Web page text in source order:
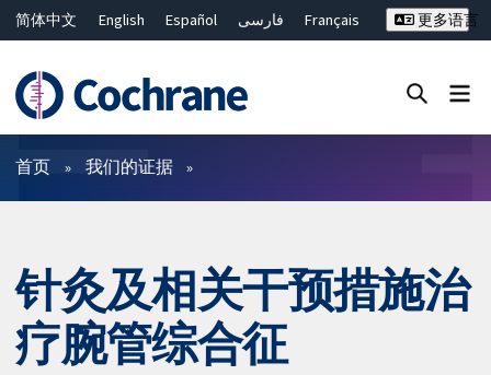
简体中文 English Español فارسی
Français
ไทย
繁體中文
更多语言
过滤
首页 我们的证据
针灸及相关干预措施治
疗腕管综合征